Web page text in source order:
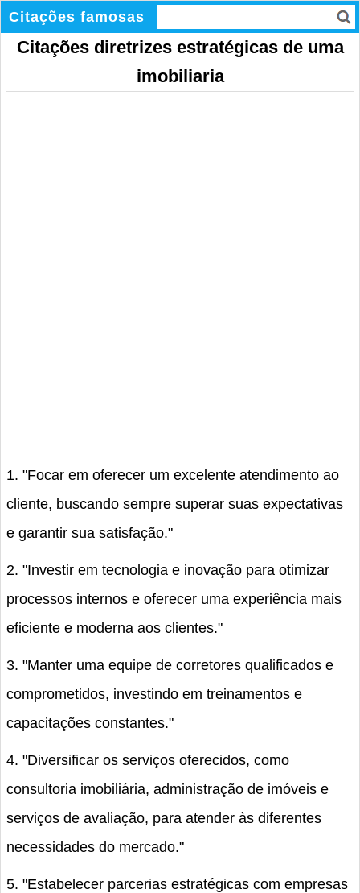
Citações famosas
Citações diretrizes estratégicas de uma
imobiliaria
1. "Focar em oferecer um excelente atendimento ao
cliente, buscando sempre superar suas expectativas
e garantir sua satisfação."
2. "Investir em tecnologia e inovação para otimizar
processos internos e oferecer uma experiência mais
eficiente e moderna aos clientes."
3. "Manter uma equipe de corretores qualificados e
comprometidos, investindo em treinamentos e
capacitações constantes."
4. "Diversificar os serviços oferecidos, como
consultoria imobiliária, administração de imóveis e
serviços de avaliação, para atender às diferentes
necessidades do mercado."
5. "Estabelecer parcerias estratégicas com empresas